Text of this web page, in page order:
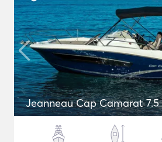
Jeanneau Cap Camarat 7.5